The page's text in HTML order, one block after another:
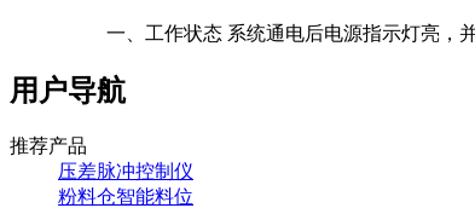
一、工作状态 系统通电后电源指示灯亮，
用户导航
推荐产品
压差脉冲控制仪
粉料仓智能料位